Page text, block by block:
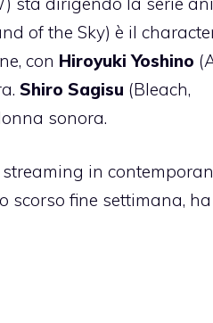
of the Sky) è il
con Hiroyuki Yoshino
Shiro Sagisu (Bleach,
sonora.
in
scorso fine settimana,